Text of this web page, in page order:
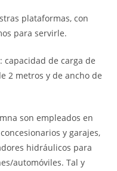
plataformas, con
para servirle.
capacidad de carga de
2 metros y de ancho de
son empleados en
y garajes,
hidráulicos para
automóviles. Tal y